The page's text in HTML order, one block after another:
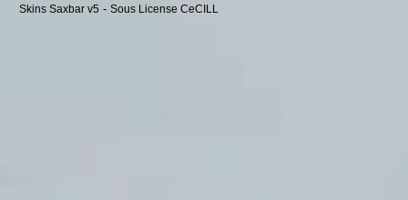
Skins Saxbar v5 - Sous License CeCILL